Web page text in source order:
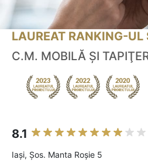
LAUREAT RANKING-UL
C.M. MOBILĂ ŞI
8.1
Iaşi, Șos. Manta Roșie 5